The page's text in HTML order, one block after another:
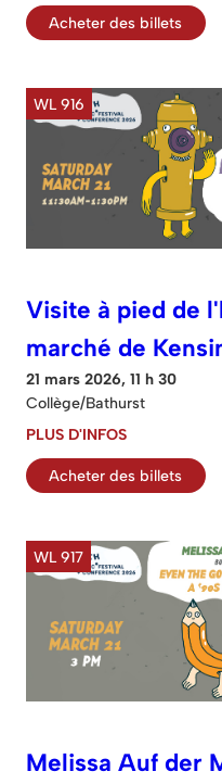
Acheter des billets
WL 916
Visite à pied de
marché de
21 mars 2026, 11 h 30
Collège/Bathurst
PLUS D'INFOS
Acheter des billets
WL 917
Melissa Auf der